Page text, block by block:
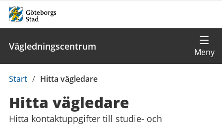
Vägledningscentrum
Du
här:
Start / Hitta vägledare
Hitta vägledare
Hitta kontaktuppgifter till studie- och